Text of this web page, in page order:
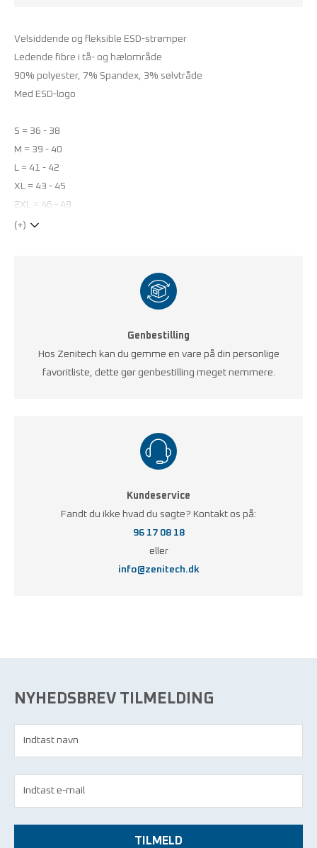
Velsiddende og fleksible ESD-strømper
Ledende fibre i tå- og hælområde
90% polyester, 7% Spandex, 3% sølvtråde
Med ESD-logo
S = 36 - 38
M = 39 - 40
L = 41 - 42
XL = 43 - 45
2XL = 46 - 48
(+)
Genbestilling
Hos Zenitech kan du gemme en vare på din personlige
favoritliste, dette gør genbestilling meget nemmere.
Kundeservice
Fandt du ikke hvad du søgte? Kontakt os på:
96 17 08 18
eller
info@zenitech.dk
NYHEDSBREV TILMELDING
TILMELD